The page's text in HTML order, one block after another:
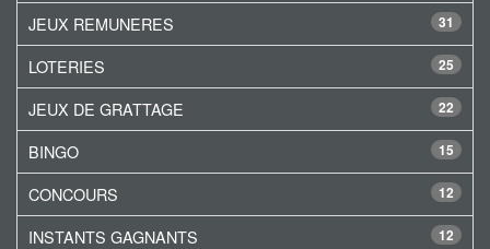
31
JEUX REMUNERES
25
LOTERIES
22
JEUX DE GRATTAGE
15
BINGO
12
CONCOURS
12
INSTANTS GAGNANTS